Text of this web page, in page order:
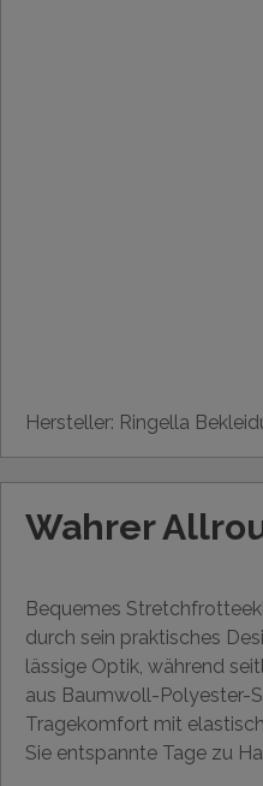
Hersteller: Ringella
Wahrer
Bequemes
durch sein praktisches
lässige Optik, während
aus Baumwoll-Polyester-
Tragekomfort mit
Sie entspannte Tage zu